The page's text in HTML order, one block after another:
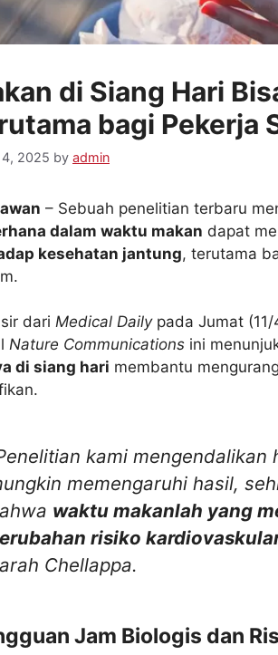
di Siang Hari
bagi Pekerja
2025 by admin
– Sebuah penelitian terbaru
dalam waktu makan dapat
kesehatan jantung, terutama
dari Medical Dailypada Jumat (11/
Nature Communications ini
di siang hari membantu
kami
memengaruhi hasil,
waktu makanlah yang
risiko
Chellappa.
Jam Biologis dan